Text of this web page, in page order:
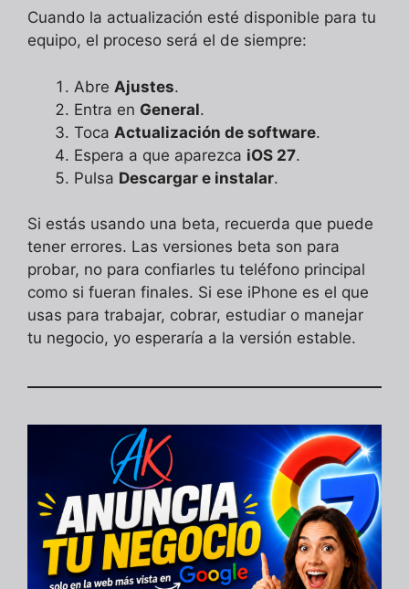
Cuando la actualización esté disponible para tu
equipo, el proceso será el de siempre:
Abre Ajustes.
Entra en General.
Toca Actualización de software.
Espera a que aparezca iOS 27.
Pulsa Descargar e instalar.
Si estás usando una beta, recuerda que puede
tener errores. Las versiones beta son para
probar, no para confiarles tu teléfono principal
como si fueran finales. Si ese iPhone es el que
usas para trabajar, cobrar, estudiar o manejar
tu negocio, yo esperaría a la versión estable.